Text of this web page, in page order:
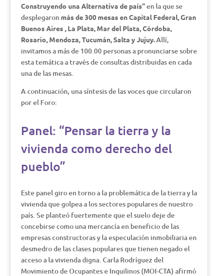
Construyendo una Alternativa de país”en la que se
desplegaron más de 300 mesas en Capital Federal, Gran
Buenos Aires , La Plata, Mar del Plata, Córdoba,
Rosario, Mendoza, Tucumán, Salta y Jujuy.Allí,
invitamos a más de 100.00 personas a pronunciarse sobre
esta temática a través de consultas distribuidas en cada
una de las mesas.
A continuación, una síntesis de las voces que circularon
por el Foro:
Panel: “Pensar la tierra y la
vivienda como derecho del
pueblo”
Este panel giro en torno a la problemática de la tierra y la
vivienda que golpea a los sectores populares de nuestro
país. Se planteó fuertemente que el suelo deje de
concebirse como una mercancía en beneficio de las
empresas constructoras y la especulación inmobiliaria en
desmedro de las clases populares que tienen negado el
acceso a la vivienda digna. Carla Rodríguez del
Movimiento de Ocupantes e Inquilinos (MOI-CTA) afirmó